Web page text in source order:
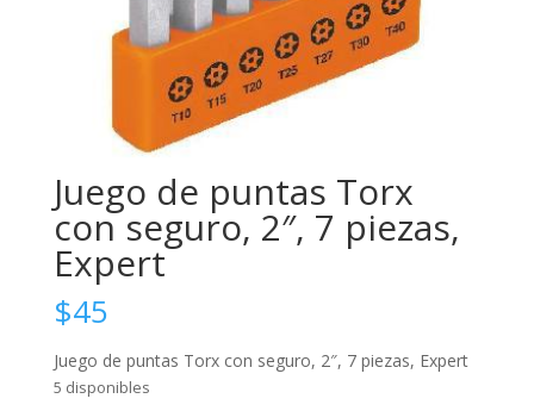
Juego de puntas Torx
con seguro, 2″, 7 piezas,
Expert
$45
Juego de puntas Torx con seguro, 2″, 7 piezas, Expert
5 disponibles